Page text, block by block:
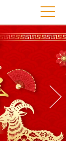
往